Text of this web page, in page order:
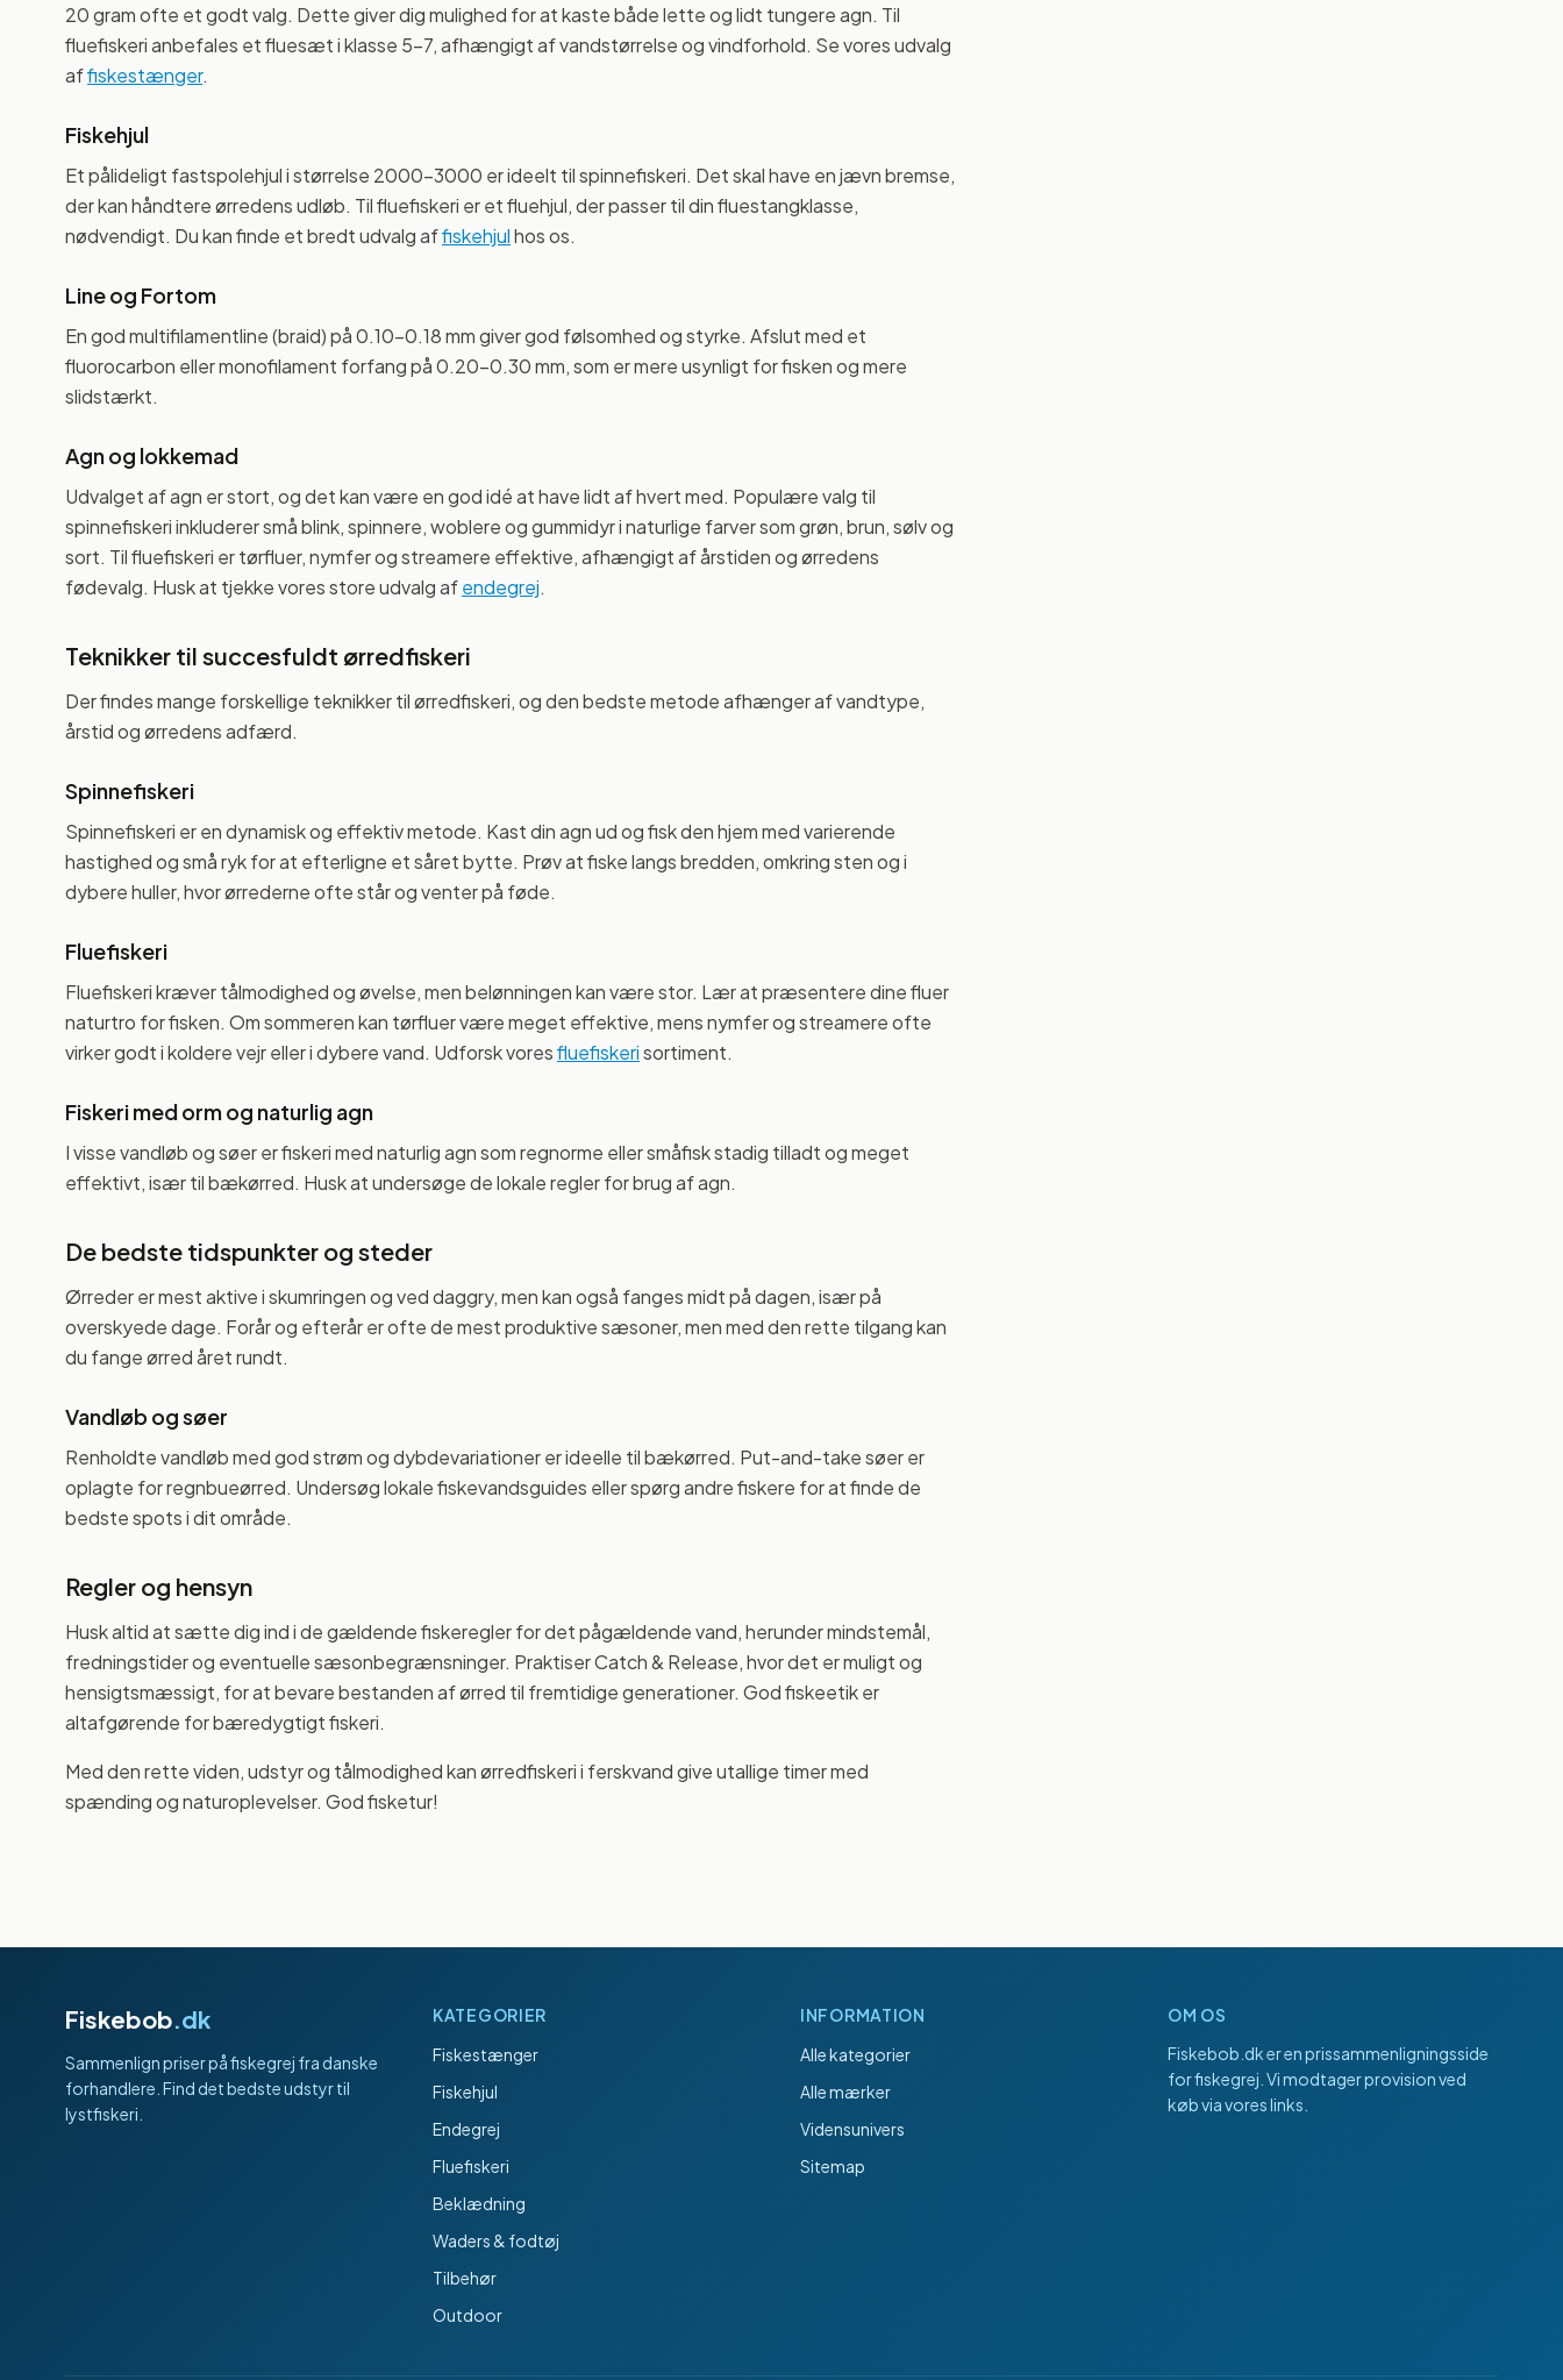
20 gram ofte et godt valg. Dette giver dig mulighed for at kaste både lette og lidt tungere agn. Til
fluefiskeri anbefales et fluesæt i klasse 5-7, afhængigt af vandstørrelse og vindforhold. Se vores udvalg
affiskestænger.
Fiskehjul
Et pålideligt fastspolehjul i størrelse 2000-3000 er ideelt til spinnefiskeri. Det skal have en jævn bremse,
der kan håndtere ørredens udløb. Til fluefiskeri er et fluehjul, der passer til din fluestangklasse,
nødvendigt. Du kan finde et bredt udvalg affiskehjulhos os.
Line og Fortom
En god multifilamentline (braid) på 0.10-0.18 mm giver god følsomhed og styrke. Afslut med et
fluorocarbon eller monofilament forfang på 0.20-0.30 mm, som er mere usynligt for fisken og mere
slidstærkt.
Agn og lokkemad
Udvalget af agn er stort, og det kan være en god idé at have lidt af hvert med. Populære valg til
spinnefiskeri inkluderer små blink, spinnere, woblere og gummidyr i naturlige farver som grøn, brun, sølv og
sort. Til fluefiskeri er tørfluer, nymfer og streamere effektive, afhængigt af årstiden og ørredens
fødevalg. Husk at tjekke vores store udvalg afendegrej.
Teknikker til succesfuldt ørredfiskeri
Der findes mange forskellige teknikker til ørredfiskeri, og den bedste metode afhænger af vandtype,
årstid og ørredens adfærd.
Spinnefiskeri
Spinnefiskeri er en dynamisk og effektiv metode. Kast din agn ud og fisk den hjem med varierende
hastighed og små ryk for at efterligne et såret bytte. Prøv at fiske langs bredden, omkring sten og i
dybere huller, hvor ørrederne ofte står og venter på føde.
Fluefiskeri
Fluefiskeri kræver tålmodighed og øvelse, men belønningen kan være stor. Lær at præsentere dine fluer
naturtro for fisken. Om sommeren kan tørfluer være meget effektive, mens nymfer og streamere ofte
virker godt i koldere vejr eller i dybere vand. Udforsk voresfluefiskerisortiment.
Fiskeri med orm og naturlig agn
I visse vandløb og søer er fiskeri med naturlig agn som regnorme eller småfisk stadig tilladt og meget
effektivt, især til bækørred. Husk at undersøge de lokale regler for brug af agn.
De bedste tidspunkter og steder
Ørreder er mest aktive i skumringen og ved daggry, men kan også fanges midt på dagen, især på
overskyede dage. Forår og efterår er ofte de mest produktive sæsoner, men med den rette tilgang kan
du fange ørred året rundt.
Vandløb og søer
Renholdte vandløb med god strøm og dybdevariationer er ideelle til bækørred. Put-and-take søer er
oplagte for regnbueørred. Undersøg lokale fiskevandsguides eller spørg andre fiskere for at finde de
bedste spots i dit område.
Regler og hensyn
Husk altid at sætte dig ind i de gældende fiskeregler for det pågældende vand, herunder mindstemål,
fredningstider og eventuelle sæsonbegrænsninger. Praktiser Catch & Release, hvor det er muligt og
hensigtsmæssigt, for at bevare bestanden af ørred til fremtidige generationer. God fiskeetik er
altafgørende for bæredygtigt fiskeri.
Med den rette viden, udstyr og tålmodighed kan ørredfiskeri i ferskvand give utallige timer med
spænding og naturoplevelser. God fisketur!
Fiskebob.dk
Sammenlign priser på fiskegrej fra danske
forhandlere. Find det bedste udstyr til
lystfiskeri.
KATEGORIER
Fiskestænger
Fiskehjul
Endegrej
Fluefiskeri
Beklædning
Waders & fodtøj
Tilbehør
Outdoor
INFORMATION
Alle kategorier
Alle mærker
Vidensunivers
Sitemap
OM OS
Fiskebob.dker en prissammenligningsside
for fiskegrej. Vi modtager provision ved
køb via vores links.